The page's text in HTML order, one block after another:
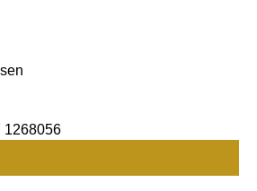
1268056